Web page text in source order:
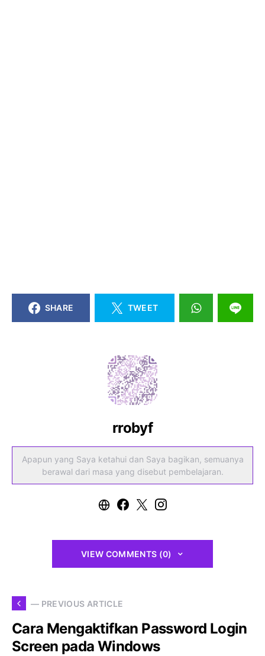
SHARE TWEET
rrobyf
Apapun yang Saya ketahui dan Saya bagikan, semuanya
berawal dari masa yang disebut pembelajaran.
VIEW COMMENTS (0)
— PREVIOUS ARTICLE
Cara Mengaktifkan Password Login
Screen pada Windows